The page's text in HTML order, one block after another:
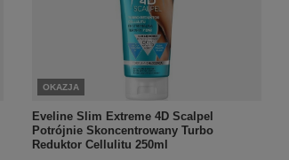
OKAZJA
Eveline Slim Extreme 4D Scalpel
Potrójnie Skoncentrowany Turbo
Reduktor Cellulitu 250ml